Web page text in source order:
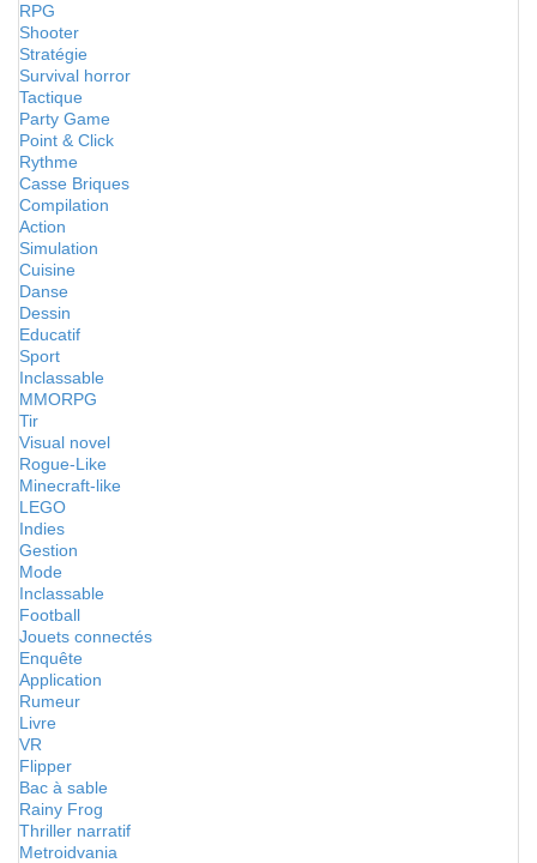
RPG
Shooter
Stratégie
Survival horror
Tactique
Party Game
Point & Click
Rythme
Casse Briques
Compilation
Action
Simulation
Cuisine
Danse
Dessin
Educatif
Sport
Inclassable
MMORPG
Tir
Visual novel
Rogue-Like
Minecraft-like
LEGO
Indies
Gestion
Mode
Inclassable
Football
Jouets connectés
Enquête
Application
Rumeur
Livre
VR
Flipper
Bac à sable
Rainy Frog
Thriller narratif
Metroidvania